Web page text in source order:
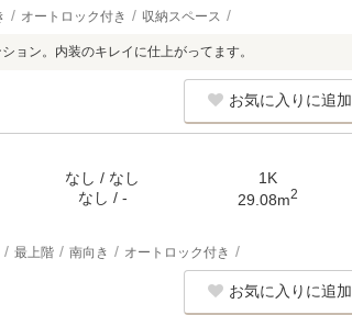
オートロック付き 収納スペース
ョン。内装のキレイに仕上がってます。
お気に入りに追加
なし / なし
なし / -
1K
29.08m2
最上階 南向き オートロック付き
お気に入りに追加